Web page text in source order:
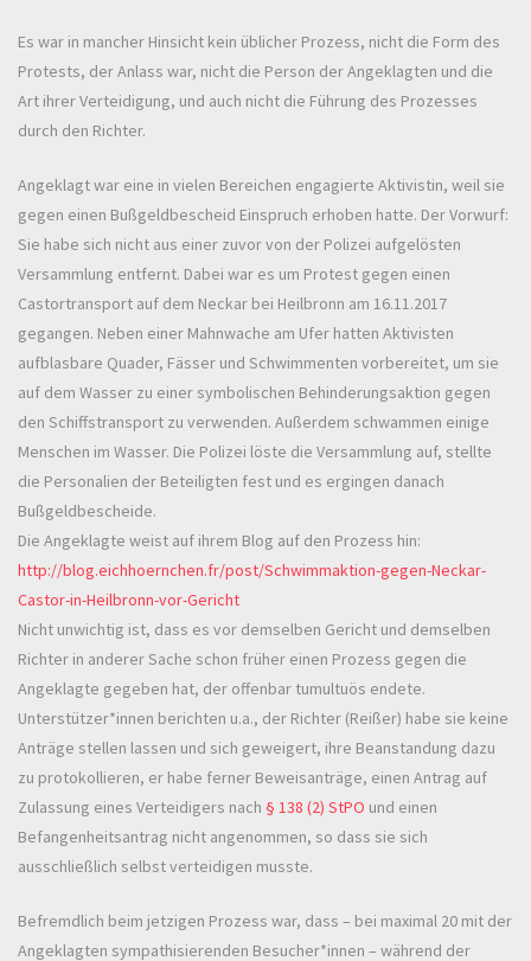
Es war in mancher Hinsicht kein üblicher Prozess, nicht die Form des
Protests, der Anlass war, nicht die Person der Angeklagten und die
Art ihrer Verteidigung, und auch nicht die Führung des Prozesses
durch den Richter.
Angeklagt war eine in vielen Bereichen engagierte Aktivistin, weil sie
gegen einen Bußgeldbescheid Einspruch erhoben hatte. Der Vorwurf:
Sie habe sich nicht aus einer zuvor von der Polizei aufgelösten
Versammlung entfernt. Dabei war es um Protest gegen einen
Castortransport auf dem Neckar bei Heilbronn am 16.11.2017
gegangen. Neben einer Mahnwache am Ufer hatten Aktivisten
aufblasbare Quader, Fässer und Schwimmenten vorbereitet, um sie
auf dem Wasser zu einer symbolischen Behinderungsaktion gegen
den Schiffstransport zu verwenden. Außerdem schwammen einige
Menschen im Wasser. Die Polizei löste die Versammlung auf, stellte
die Personalien der Beteiligten fest und es ergingen danach
Bußgeldbescheide.
Die Angeklagte weist auf ihrem Blog auf den Prozess hin:
http://blog.eichhoernchen.fr/post/Schwimmaktion-gegen-Neckar-
Castor-in-Heilbronn-vor-Gericht
Nicht unwichtig ist, dass es vor demselben Gericht und demselben
Richter in anderer Sache schon früher einen Prozess gegen die
Angeklagte gegeben hat, der offenbar tumultuös endete.
Unterstützer*innen berichten u.a., der Richter (Reißer) habe sie keine
Anträge stellen lassen und sich geweigert, ihre Beanstandung dazu
zu protokollieren, er habe ferner Beweisanträge, einen Antrag auf
Zulassung eines Verteidigers nach § 138 (2) StPO und einen
Befangenheitsantrag nicht angenommen, so dass sie sich
ausschließlich selbst verteidigen musste.
Befremdlich beim jetzigen Prozess war, dass – bei maximal 20 mit der
Angeklagten sympathisierenden Besucher*innen – während der